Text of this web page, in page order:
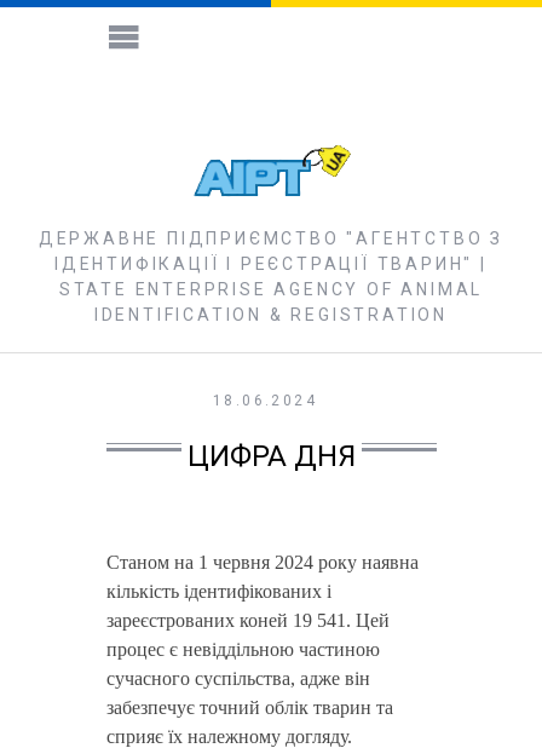
ДЕРЖАВНЕ ПІДПРИЄМСТВО "АГЕНТСТВО З
ІДЕНТИФІКАЦІЇ І РЕЄСТРАЦІЇ ТВАРИН" |
STATE ENTERPRISE AGENCY OF ANIMAL
IDENTIFICATION & REGISTRATION
18.06.2024
ЦИФРА ДНЯ
Станом на 1 червня 2024 року наявна
кількість ідентифікованих і
зареєстрованих коней 19 541. Цей
процес є невіддільною частиною
сучасного суспільства, адже він
забезпечує точний облік тварин та
сприяє їх належному догляду.